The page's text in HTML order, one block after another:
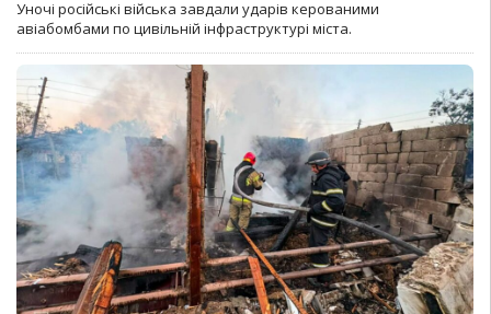
Уночі російські війська завдали ударів керованими
авіабомбами по цивільній інфраструктурі міста.